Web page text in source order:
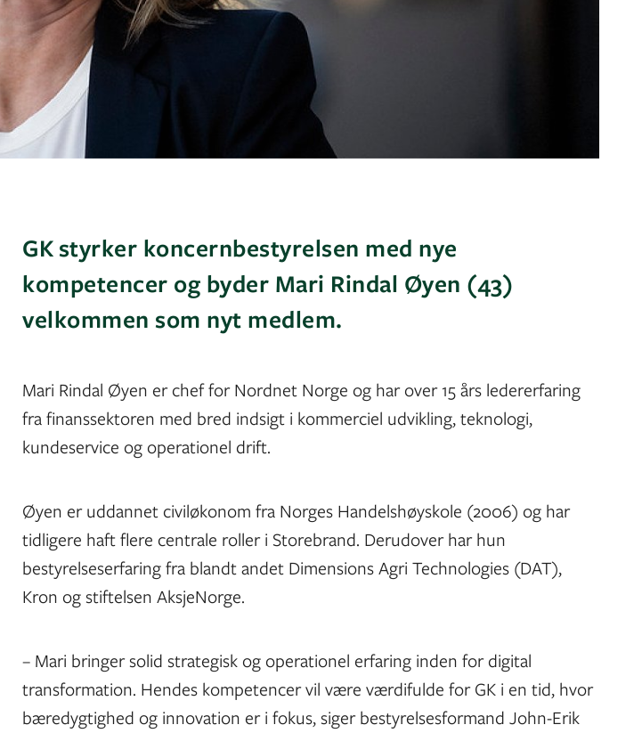
GK styrker koncernbestyrelsen med nye
kompetencer og byder Mari Rindal Øyen (43)
velkommen som nyt medlem.
Mari Rindal Øyen er chef for Nordnet Norge og har over 15 års ledererfaring
fra finanssektoren med bred indsigt i kommerciel udvikling, teknologi,
kundeservice og operationel drift.
Øyen er uddannet civiløkonom fra Norges Handelshøyskole (2006) og har
tidligere haft flere centrale roller i Storebrand. Derudover har hun
bestyrelseserfaring fra blandt andet Dimensions Agri Technologies (DAT),
Kron og stiftelsen AksjeNorge.
– Mari bringer solid strategisk og operationel erfaring inden for digital
transformation. Hendes kompetencer vil være værdifulde for GK i en tid, hvor
bæredygtighed og innovation er i fokus, siger bestyrelsesformand John-Erik